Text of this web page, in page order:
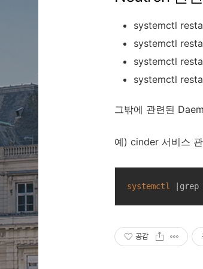
systemctl
systemctl
systemctl
systemctl
그밖에 관련된
예) cinder 서비스
systemctl |grep
공감